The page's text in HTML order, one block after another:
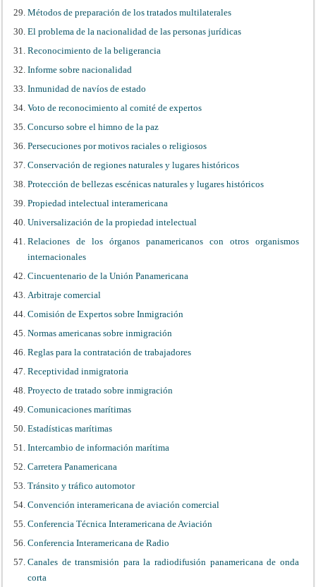
Métodos de preparación de los tratados multilaterales
El problema de la nacionalidad de las personas jurídicas
Reconocimiento de la beligerancia
Informe sobre nacionalidad
Inmunidad de navíos de estado
Voto de reconocimiento al comité de expertos
Concurso sobre el himno de la paz
Persecuciones por motivos raciales o religiosos
Conservación de regiones naturales y lugares históricos
Protección de bellezas escénicas naturales y lugares históricos
Propiedad intelectual interamericana
Universalización de la propiedad intelectual
Relaciones de los órganos panamericanos con otros organismos
internacionales
Cincuentenario de la Unión Panamericana
Arbitraje comercial
Comisión de Expertos sobre Inmigración
Normas americanas sobre inmigración
Reglas para la contratación de trabajadores
Receptividad inmigratoria
Proyecto de tratado sobre inmigración
Comunicaciones marítimas
Estadísticas marítimas
Intercambio de información marítima
Carretera Panamericana
Tránsito y tráfico automotor
Convención interamericana de aviación comercial
Conferencia Técnica Interamericana de Aviación
Conferencia Interamericana de Radio
Canales de transmisión para la radiodifusión panamericana de onda
corta